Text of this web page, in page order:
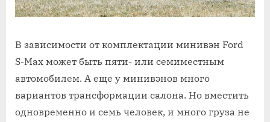
В зависимости от комплектации минивэн Ford
S⁠-⁠Max может быть пяти- или семиместным
автомобилем. А еще у минивэнов много
вариантов трансформации салона. Но вместить
одновременно и семь человек, и много груза не